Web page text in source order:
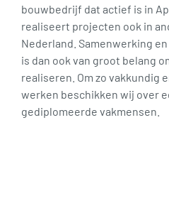
bouwbedrijf dat actief is in
realiseert projecten ook in
Nederland. Samenwerking
is dan ook van groot belang
realiseren. Om zo vakkundig
werken beschikken wij over
gediplomeerde vakmensen.